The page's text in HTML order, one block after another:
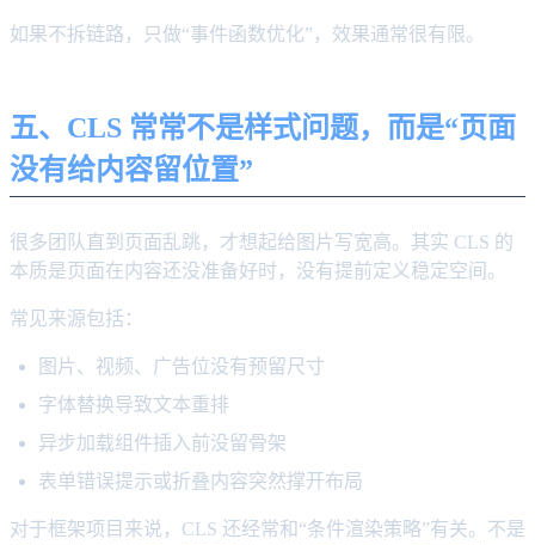
如果不拆链路，只做“事件函数优化”，效果通常很有限。
五、CLS 常常不是样式问题，而是“页面
没有给内容留位置”
很多团队直到页面乱跳，才想起给图片写宽高。其实 CLS 的
本质是页面在内容还没准备好时，没有提前定义稳定空间。
常见来源包括：
图片、视频、广告位没有预留尺寸
字体替换导致文本重排
异步加载组件插入前没留骨架
表单错误提示或折叠内容突然撑开布局
对于框架项目来说，CLS 还经常和“条件渲染策略”有关。不是